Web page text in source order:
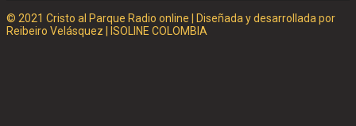
© 2021 Cristo al Parque Radio online | Diseñada y desarrollada por
Reibeiro Velásquez | ISOLINE COLOMBIA